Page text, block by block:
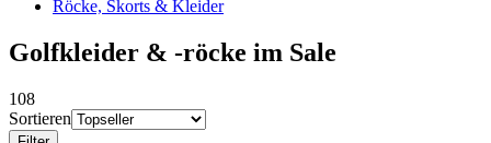
Röcke, Skorts & Kleider
Golfkleider & -röcke im Sale
108
Sortieren